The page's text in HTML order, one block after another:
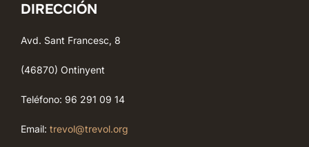
DIRECCIÓN
Avd. Sant Francesc, 8
(46870) Ontinyent
Teléfono: 96 291 09 14
Email: trevol@trevol.org